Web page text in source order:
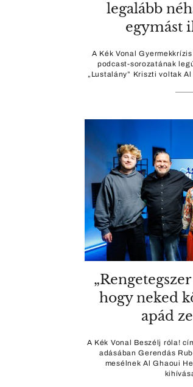
legalább
egymást
A Kék Vonal
podcast-sorozatának
„Lustalány” Kriszti voltak
hogy neked
apád
A Kék Vonal Beszélj róla!
adásában Gerendás
mesélnek Al Ghaoui